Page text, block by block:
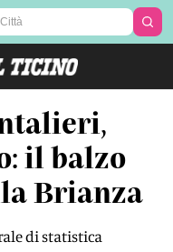
il balzo
Brianza
di statistica